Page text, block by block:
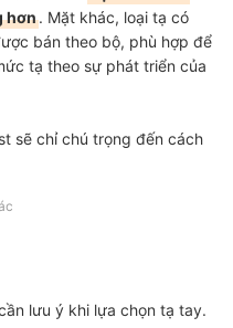
hơn. Mặt khác, loại tạ có
bán theo bộ, phù hợp để
tạ theo sự phát triển của
sẽ chỉ chú trọng đến cách
lưu ý khi lựa chọn tạ tay.